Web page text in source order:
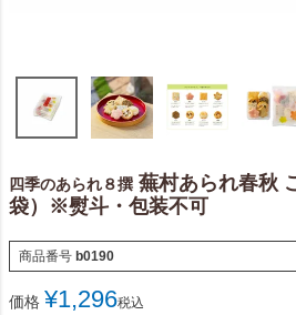
四季のあられ８撰 蕪村あられ春秋
袋）※熨斗・包装不可
商品番号 b0190
価格 ¥1,296税込